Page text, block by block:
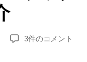
3
3件のコメント